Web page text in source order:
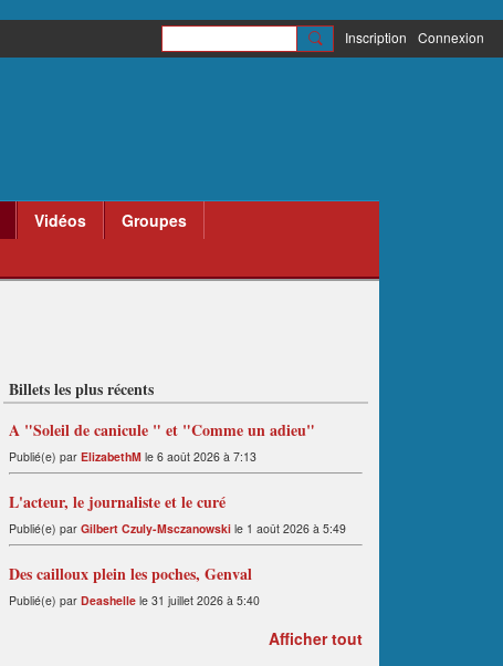
Inscription Connexion
Vidéos
Groupes
Billets les plus récents
A "Soleil de canicule " et "Comme un adieu"
Publié(e) par ElizabethM le 6 août 2026 à 7:13
L'acteur, le journaliste et le curé
Publié(e) par Gilbert Czuly-Msczanowski le 1 août 2026 à 5:49
Des cailloux plein les poches, Genval
Publié(e) par Deashelle le 31 juillet 2026 à 5:40
Afficher tout